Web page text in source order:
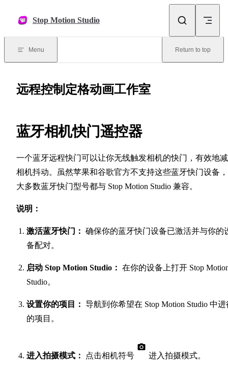
Stop Motion Studio
Menu Return to top
远程控制定格动画工作室
蓝牙相机快门遥控器
一个蓝牙远程快门可以让你无线触发相机的快门，有效地
相机抖动。虽然苹果和谷歌官方不支持这些蓝牙快门设备
大多数蓝牙快门型号都与 Stop Motion Studio 兼容。
说明：
激活蓝牙快门： 确保你的蓝牙快门设备已激活并与你的
备配对。
启动 Stop Motion Studio： 在你的设备上打开 Stop
Studio。
设置你的项目： 导航到你希望在 Stop Motion Studio 中进
的项目。
进入拍摄模式： 点击相机符号 进入拍摄模式。